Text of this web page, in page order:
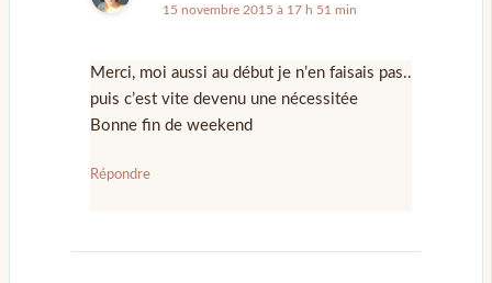
15 novembre 2015 à 17 h 51 min
Merci, moi aussi au début je n’en faisais pas..
puis c’est vite devenu une nécessitée
Bonne fin de weekend
Répondre